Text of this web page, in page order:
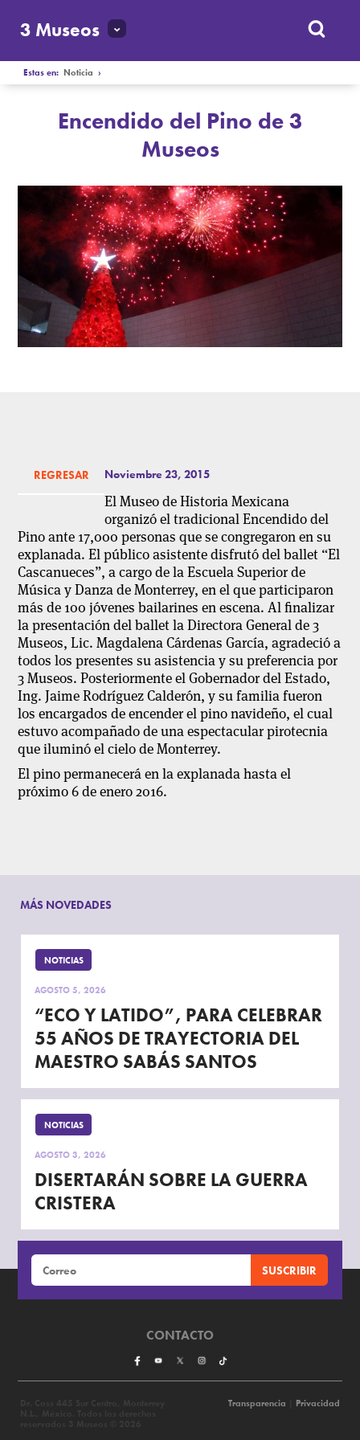
3 Museos
Estas en:Noticia ›
Encendido del Pino de 3
Museos
REGRESAR Noviembre 23, 2015
El Museo de Historia Mexicana
organizó el tradicional Encendido del
Pino ante 17,000 personas que se congregaron en su
explanada. El público asistente disfrutó del ballet “El
Cascanueces”, a cargo de la Escuela Superior de
Música y Danza de Monterrey, en el que participaron
más de 100 jóvenes bailarines en escena. Al finalizar
la presentación del ballet la Directora General de 3
Museos, Lic. Magdalena Cárdenas García, agradeció a
todos los presentes su asistencia y su preferencia por
3 Museos. Posteriormente el Gobernador del Estado,
Ing. Jaime Rodríguez Calderón, y su familia fueron
los encargados de encender el pino navideño, el cual
estuvo acompañado de una espectacular pirotecnia
que iluminó el cielo de Monterrey.
El pino permanecerá en la explanada hasta el
próximo 6 de enero 2016.
MÁS NOVEDADES
NOTICIAS
AGOSTO 5, 2026
“ECO Y LATIDO”, PARA CELEBRAR
55 AÑOS DE TRAYECTORIA DEL
MAESTRO SABÁS SANTOS
NOTICIAS
AGOSTO 3, 2026
DISERTARÁN SOBRE LA GUERRA
CRISTERA
CONTACTO
Transparencia Privacidad